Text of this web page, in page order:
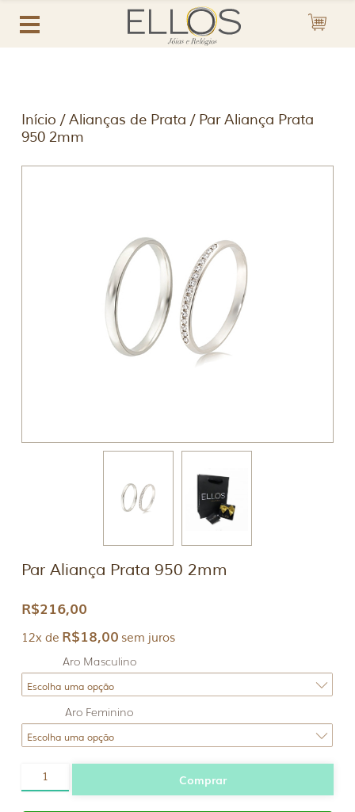
Início /Alianças de Prata / Par Aliança Prata
950 2mm
Par Aliança Prata 950 2mm
R$216,00
12x de R$18,00 sem juros
Aro Masculino
Aro Feminino
Aliança
Prata
Comprar